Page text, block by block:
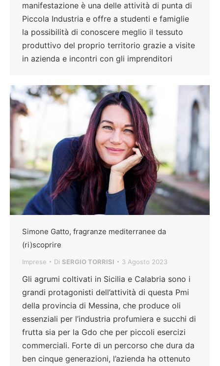
manifestazione è una delle attività di punta di
Piccola Industria e offre a studenti e famiglie
la possibilità di conoscere meglio il tessuto
produttivo del proprio territorio grazie a visite
in azienda e incontri con gli imprenditori
Simone Gatto, fragranze mediterranee da
(ri)scoprire
Imprese Di SERGIO TORRISI 3 Agosto 2023
Gli agrumi coltivati in Sicilia e Calabria sono i
grandi protagonisti dell’attività di questa Pmi
della provincia di Messina, che produce oli
essenziali per l’industria profumiera e succhi di
frutta sia per la Gdo che per piccoli esercizi
commerciali. Forte di un percorso che dura da
ben cinque generazioni, l’azienda ha ottenuto